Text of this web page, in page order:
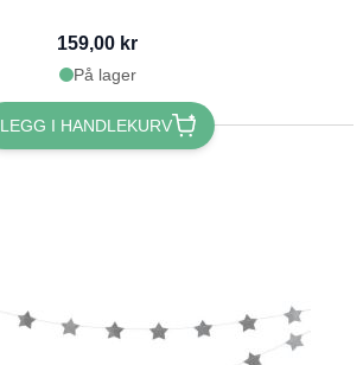
159,00 kr
På lager
LEGG I HANDLEKURV